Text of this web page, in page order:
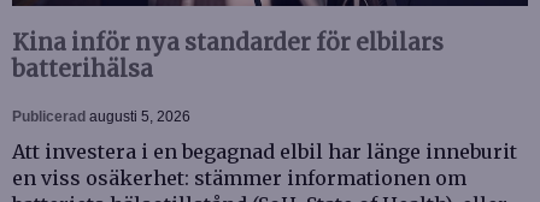
Kina inför nya standarder för elbilars
batterihälsa
Publicerad augusti 5, 2026
Att investera i en begagnad elbil har länge inneburit
en viss osäkerhet: stämmer informationen om